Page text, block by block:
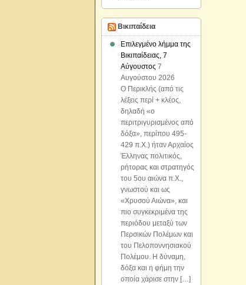
Βικιπαίδεια
Επιλεγμένο λήμμα της
Βικιπαίδειας, 7
Αύγουστος 7
Αυγούστου 2026
Ο Περικλής (από τις
λέξεις περί + κλέος,
δηλαδή «o
περιτριγυρισμένος από
δόξα», περίπου 495-
429 π.Χ.) ήταν Αρχαίος
Έλληνας πολιτικός,
ρήτορας και στρατηγός
του 5ου αιώνα π.Χ.,
γνωστού και ως
«Χρυσού Αιώνα», και
πιο συγκεκριμένα της
περιόδου μεταξύ των
Περσικών Πολέμων και
του Πελοποννησιακού
Πολέμου. Η δύναμη,
δόξα και η φήμη την
οποία χάρισε στην […]